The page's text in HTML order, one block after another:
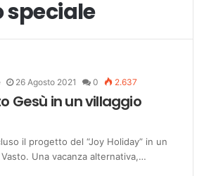
26 Agosto 2021 0 2.637
Gesù in un villaggio
il progetto del “Joy Holiday” in un
Una vacanza alternativa,…